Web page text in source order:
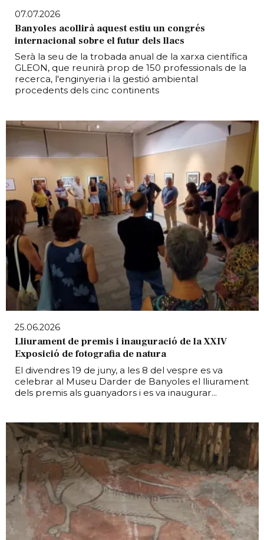
07.07.2026
Banyoles acollirà aquest estiu un congrés
internacional sobre el futur dels llacs
Serà la seu de la trobada anual de la xarxa científica
GLEON, que reunirà prop de 150 professionals de la
recerca, l'enginyeria i la gestió ambiental
procedents dels cinc continents
25.06.2026
Lliurament de premis i inauguració de la XXIV
Exposició de fotografia de natura
El divendres 19 de juny, a les 8 del vespre es va
celebrar al Museu Darder de Banyoles el lliurament
dels premis als guanyadors i es va inaugurar...